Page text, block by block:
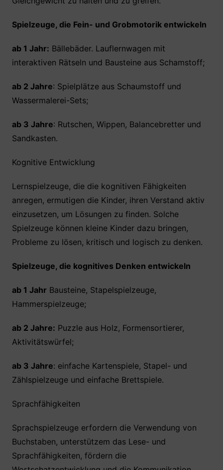
Spielzeuge, die Fein- und Grobmotorik entwickeln
ab 1 Jahr: Bällebäder. Lauflernwagen mit
interaktiven Rätseln und Bausteine aus Schamstoff;
ab 2 Jahre: Spielplätze aus Schaumstoff und
Wassermalerei-Sets;
ab 3 Jahre: Rutschen, Wippen, Balancebretter und
Sandkasten.
Kognitive Entwicklung
Lernspielzeuge, die die kognitiven Fähigkeiten
anregen, ermutigen die Kinder, ihren Verstand aktiv
einzusetzen, um Lösungen zu finden. Solche
Spielzeuge können kleine Kinder dazu bringen,
Probleme zu lösen, kritisch und logisch zu denken.
Spielzeuge, die kognitives Denken entwickeln
ab 1 Jahr Bausteine, Stapelspielzeuge,
Hammerspielzeuge;
ab 2 Jahre: Puzzle aus Holz, Formensortierer,
Aktivitätswürfel;
ab 3 Jahre: einfache Kartenspiele, Stapel- und
Zählspielzeuge und einfache Brettspiele.
Sprachfähigkeiten
Sprachspielzeuge erfordern die Verwendung von
Buchstaben, unterstützem das Lese- und
Sprachfähigkeiten, fördern die